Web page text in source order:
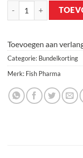
Bundelkorting - Fish
Toevoegen aan
Categorie: Bundelkorting
Merk: Fish Pharma